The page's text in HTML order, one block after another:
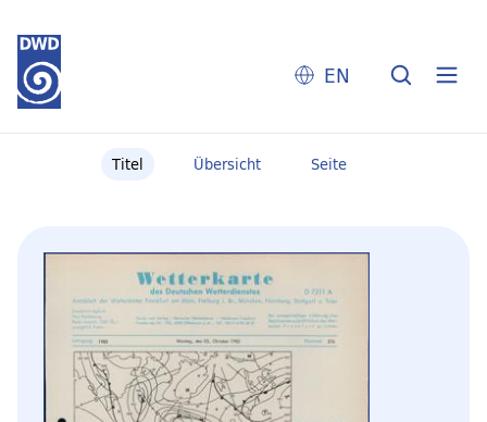
EN
Titel Übersicht Seite